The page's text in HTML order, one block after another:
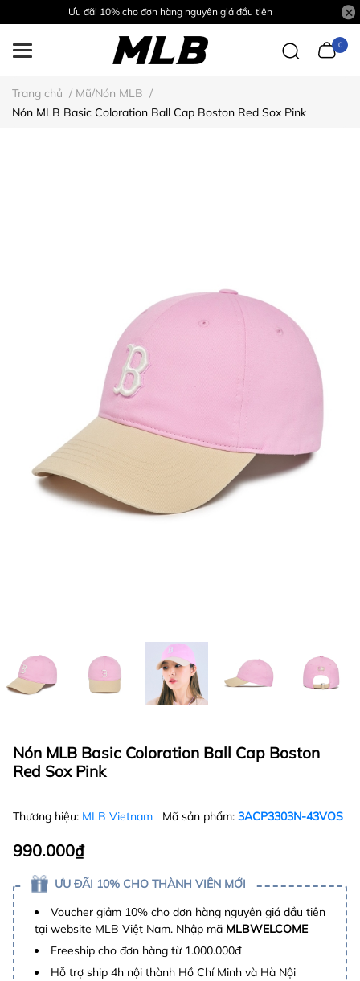
Ưu đãi 10% cho đơn hàng nguyên giá đầu tiên
0
Trang chủ / Mũ/Nón MLB /
Nón MLB Basic Coloration Ball Cap Boston Red Sox Pink
Nón MLB Basic Coloration Ball Cap Boston
Red Sox Pink
Thương hiệu: MLB Vietnam Mã sản phẩm: 3ACP3303N-43VOS
990.000₫
ƯU ĐÃI 10% CHO THÀNH VIÊN MỚI
Voucher giảm 10% cho đơn hàng nguyên giá đầu tiên
tại website MLB Việt Nam. Nhập mã MLBWELCOME
Freeship cho đơn hàng từ 1.000.000đ
Hỗ trợ ship 4h nội thành Hồ Chí Minh và Hà Nội